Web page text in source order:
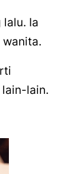
Ia
lain-lain.